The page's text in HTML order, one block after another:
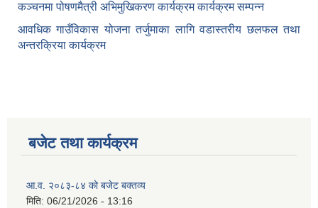
कञ्चनमा पोषणमैत्री अभिमुखिकरण कार्यक्रम कार्यक्रम सम्पन्न
आवधिक गाउँविकास योजना तर्जुमाका लागि वडास्तरीय छलफल तथा
अन्तरक्रिया कार्यक्रम
बजेट तथा कार्यक्रम
आ.व. २०८३-८४ को बजेट बक्तव्य
मिति: 06/21/2026 - 13:16